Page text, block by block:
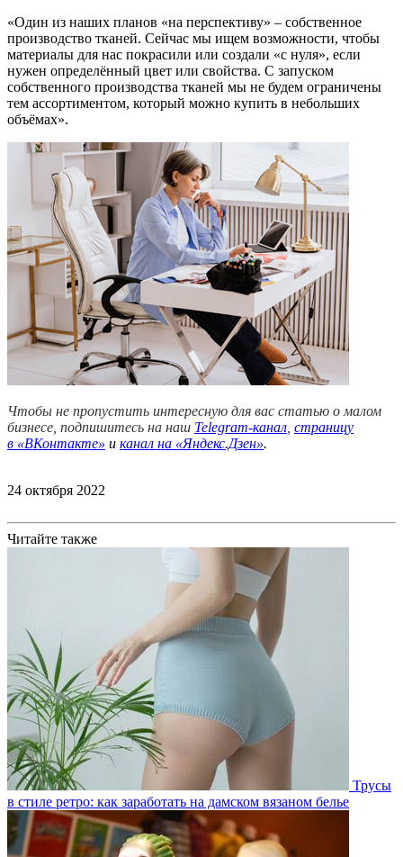
«Один из наших планов «на перспективу» – собственное
производство тканей. Сейчас мы ищем возможности, чтобы
материалы для нас покрасили или создали «с нуля», если
нужен определённый цвет или свойства. С запуском
собственного производства тканей мы не будем ограничены
тем ассортиментом, который можно купить в небольших
объёмах».
Чтобы не пропустить интересную для вас статью о малом
бизнесе, подпишитесь на наш Telegram-канал страницу
в «ВКонтакте» и канал на «Яндекс.Дзен».
24 октября 2022
Читайте также
Трусы
в стиле ретро: как заработать на дамском вязаном белье